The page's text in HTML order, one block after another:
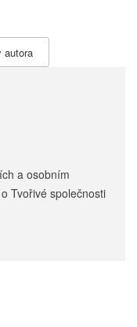
autora
a osobním
Tvořivé společnosti